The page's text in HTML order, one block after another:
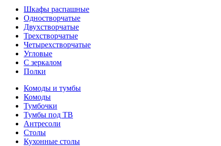
Шкафы распашные
Одностворчатые
Двухстворчатые
Трехстворчатые
Четырехстворчатые
Угловые
С зеркалом
Полки
Комоды и тумбы
Комоды
Тумбочки
Тумбы под ТВ
Антресоли
Столы
Кухонные столы